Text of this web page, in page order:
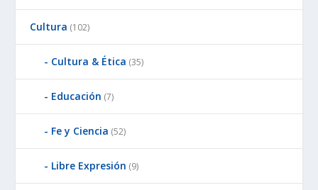
Cultura (102)
Cultura & Ética (35)
Educación (7)
Fe y Ciencia (52)
Libre Expresión (9)